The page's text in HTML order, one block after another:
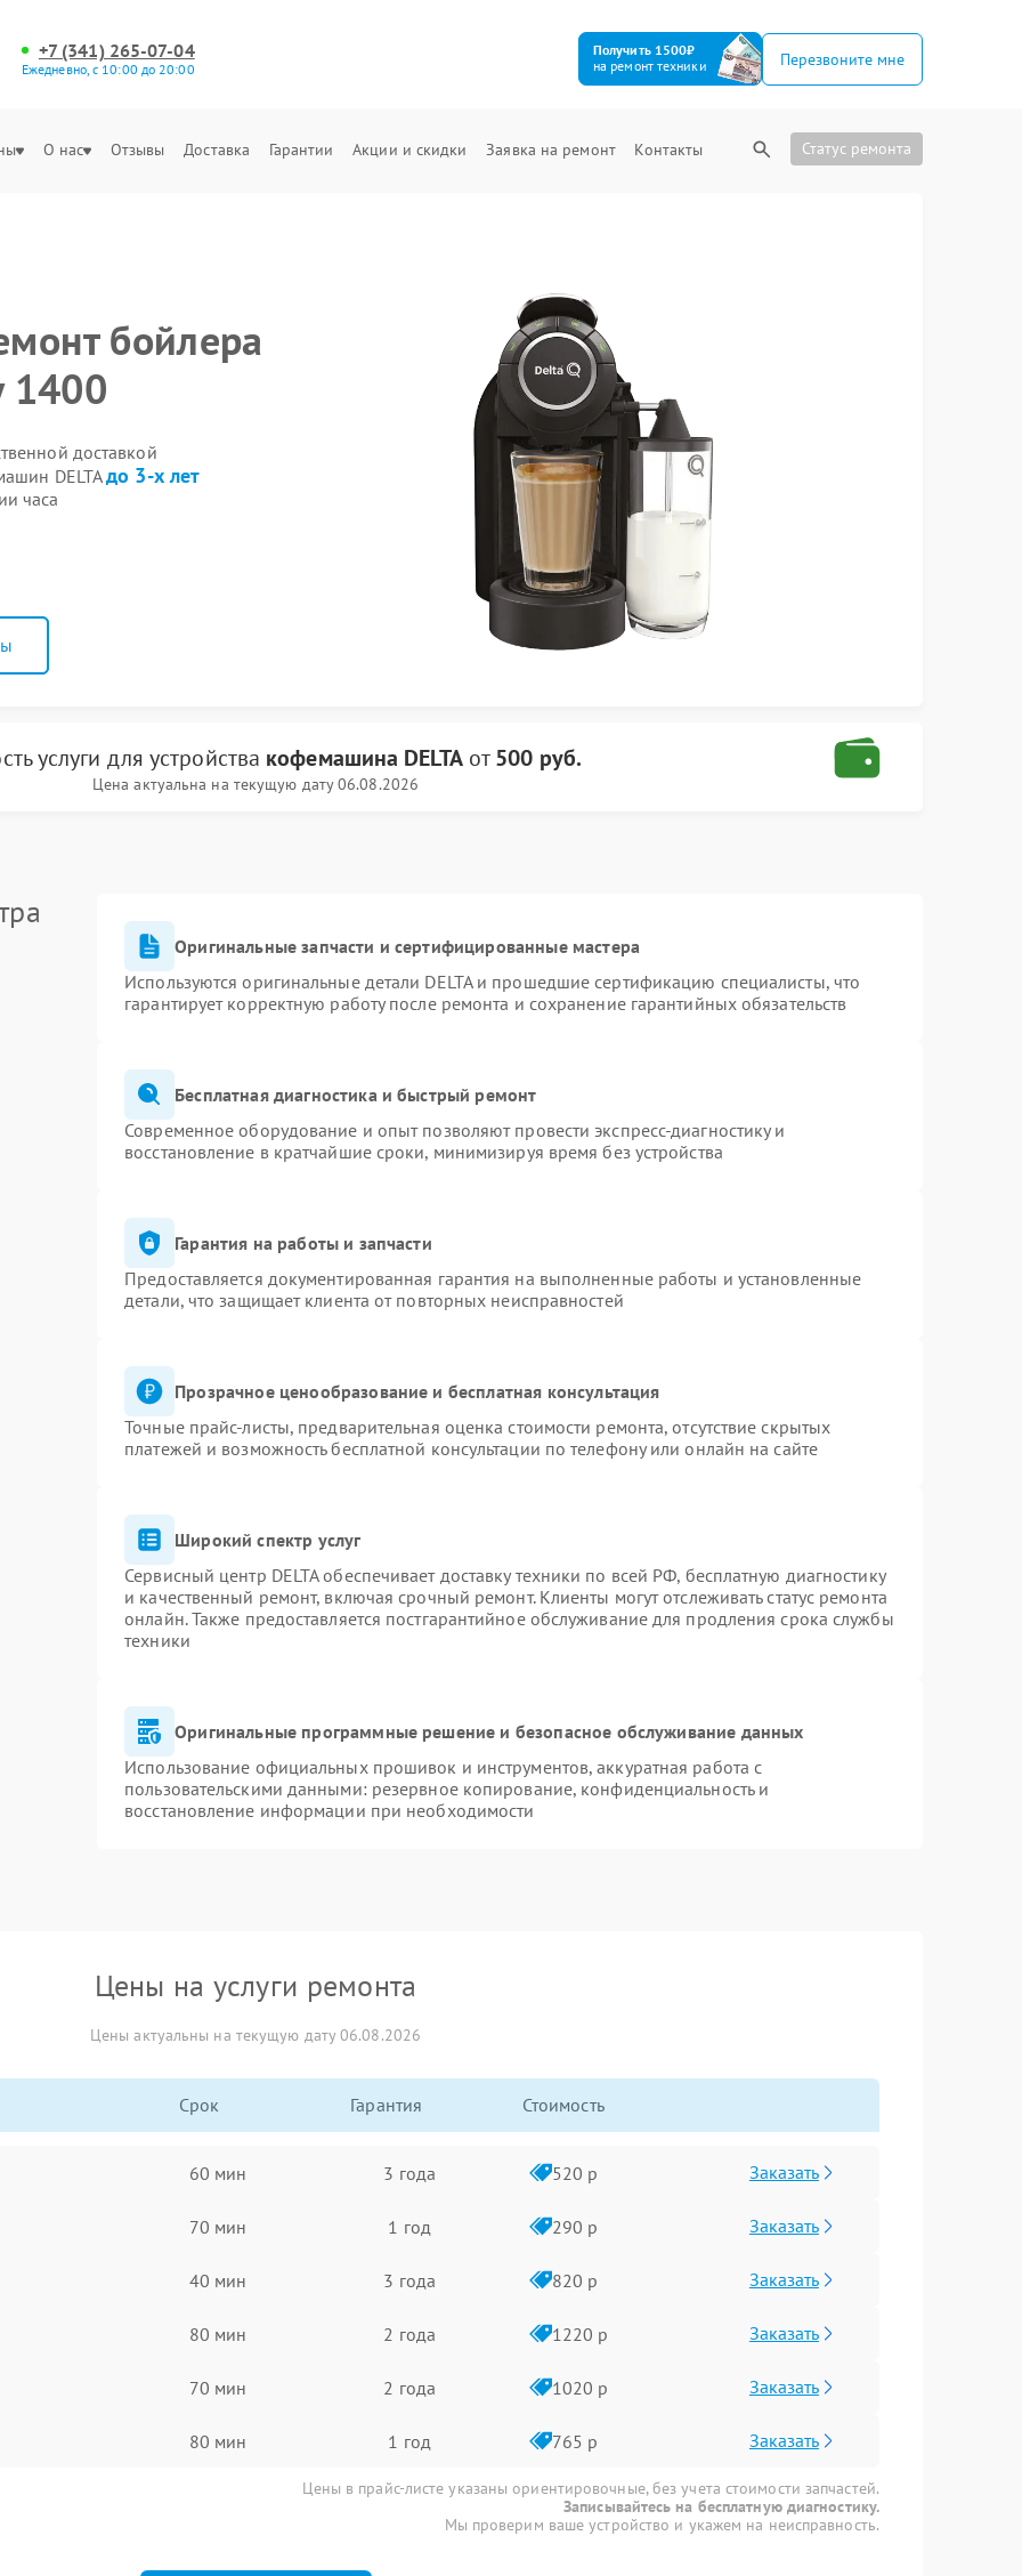
+7 (341) 265-07-04
Ежедневно, с 10:00 до 20:00
Получить 1500₽
на ремонт техники
Перезвоните мне
О нас Отзывы Доставка Гарантии Акции и скидки Заявка на ремонт Контакты Статус ремонта
бойлера
1400
доставкой
DELTAдо 3-х лет
часа
услуги для устройства кофемашина DELTAот500 руб.
Цена актуальна на текущую дату 06.08.2026
Оригинальные запчасти и сертифицированные мастера
Используются оригинальные детали DELTA и прошедшие сертификацию специалисты, что
гарантирует корректную работу после ремонта и сохранение гарантийных обязательств
Бесплатная диагностика и быстрый ремонт
Современное оборудование и опыт позволяют провести экспресс-диагностику и
восстановление в кратчайшие сроки, минимизируя время без устройства
Гарантия на работы и запчасти
Предоставляется документированная гарантия на выполненные работы и установленные
детали, что защищает клиента от повторных неисправностей
Прозрачное ценообразование и бесплатная консультация
Точные прайс-листы, предварительная оценка стоимости ремонта, отсутствие скрытых
платежей и возможность бесплатной консультации по телефону или онлайн на сайте
Широкий спектр услуг
Сервисный центр DELTA обеспечивает доставку техники по всей РФ, бесплатную диагностику
и качественный ремонт, включая срочный ремонт. Клиенты могут отслеживать статус ремонта
онлайн. Также предоставляется постгарантийное обслуживание для продления срока службы
техники
Оригинальные программные решение и безопасное обслуживание данных
Использование официальных прошивок и инструментов, аккуратная работа с
пользовательскими данными: резервное копирование, конфиденциальность и
восстановление информации при необходимости
Цены на услуги ремонта
Цены актуальны на текущую дату 06.08.2026
Срок Гарантия Стоимость
60 мин 3 года 520 р Заказать
70 мин 1 год 290 р Заказать
40 мин 3 года 820 р Заказать
80 мин 2 года 1220 р Заказать
70 мин 2 года 1020 р Заказать
80 мин 1 год 765 р Заказать
Цены в прайс-листе указаны ориентировочные, без учета стоимости запчастей.
Записывайтесь на бесплатную диагностику.
Мы проверим ваше устройство и укажем на неисправность.